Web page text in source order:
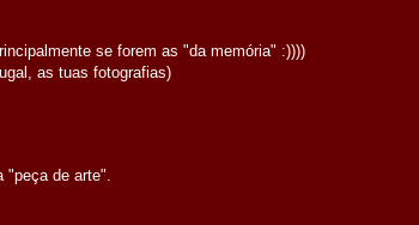
se forem as "da memória" :))))
as tuas fotografias)
"peça de arte".